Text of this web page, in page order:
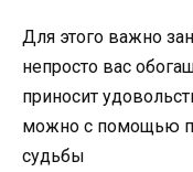
Для этого важно
непросто вас
приносит
можно с помощью
судьбы